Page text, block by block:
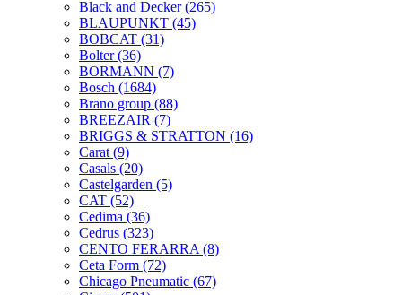
Black and Decker(265)
BLAUPUNKT (45)
BOBCAT (31)
Bolter(36)
BORMANN (7)
Bosch (1684)
Brano group (88)
BREEZAIR (7)
BRIGGS & STRATTON (16)
Carat (9)
Casals (20)
Castelgarden (5)
CAT (52)
Cedima (36)
Cedrus (323)
CENTO FERARRA (8)
Ceta Form (72)
Chicago Pneumatic (67)